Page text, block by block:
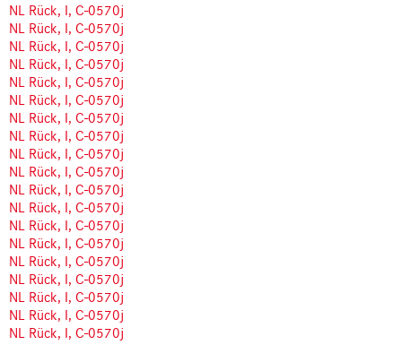
NL Rück, I, C-0570j
NL Rück, I, C-0570j
NL Rück, I, C-0570j
NL Rück, I, C-0570j
NL Rück, I, C-0570j
NL Rück, I, C-0570j
NL Rück, I, C-0570j
NL Rück, I, C-0570j
NL Rück, I, C-0570j
NL Rück, I, C-0570j
NL Rück, I, C-0570j
NL Rück, I, C-0570j
NL Rück, I, C-0570j
NL Rück, I, C-0570j
NL Rück, I, C-0570j
NL Rück, I, C-0570j
NL Rück, I, C-0570j
NL Rück, I, C-0570j
NL Rück, I, C-0570j